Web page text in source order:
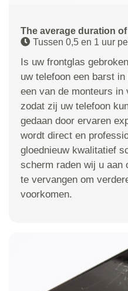
The average duration
Tussen 0,5 en 1 uur
Is uw frontglas
uw telefoon een barst
een van de monteurs in
zodat zij uw telefoon
gedaan door ervaren
wordt direct en
gloednieuw kwalitatief
scherm raden wij u aan
te vervangen om
voorkomen.